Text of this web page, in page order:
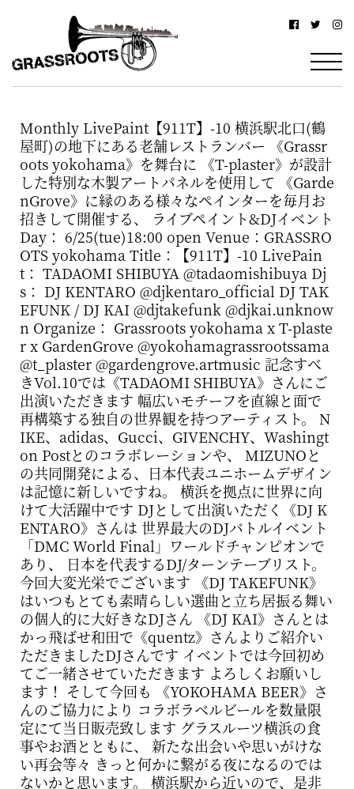
浜
グ
ス
ル
ー
ツ
–
YOKOHAMA
Grassroots
–
駅
北
西
口
か
ら
徒
歩
約
3
分・
鶴
屋
町
に
あ
る
ダ
イ
ニ
ン
グ
バ
ー
Monthly LivePaint【911T】-10 横浜駅北口(鶴
屋町)の地下にある老舗レストランバー 《Grassr
oots yokohama》を舞台に 《T-plaster》が設計
した特別な木製アートパネルを使用して 《Garde
nGrove》に縁のある様々なペインターを毎月お
招きして開催する、 ライブペイント&DJイベント
Day： 6/25(tue)18:00 open Venue：GRASSRO
OTS yokohama Title：【911T】-10 LivePain
t： TADAOMI SHIBUYA @tadaomishibuya Dj
s： DJ KENTARO @djkentaro_official DJ TAK
EFUNK / DJ KAI @djtakefunk @djkai.unknow
n Organize： Grassroots yokohama x T-plaste
r x GardenGrove @yokohamagrassrootssama
@t_plaster @gardengrove.artmusic 記念すべ
きVol.10では《TADAOMI SHIBUYA》さんにご
出演いただきます 幅広いモチーフを直線と面で
再構築する独自の世界観を持つアーティスト。 N
IKE、adidas、Gucci、GIVENCHY、Washingt
on Postとのコラボレーションや、 MIZUNOと
の共同開発による、日本代表ユニホームデザイン
は記憶に新しいですね。 横浜を拠点に世界に向
けて大活躍中です DJとして出演いただく《DJ K
ENTARO》さんは 世界最大のDJバトルイベント
「DMC World Final」ワールドチャンピオンで
あり、 日本を代表するDJ/ターンテーブリスト。
今回大変光栄でございます 《DJ TAKEFUNK》
はいつもとても素晴らしい選曲と立ち居振る舞い
の個人的に大好きなDJさん 《DJ KAI》さんとは
かっ飛ばせ和田で《quentz》さんよりご紹介い
ただきましたDJさんです イベントでは今回初め
てご一緒させていただきます よろしくお願いし
ます！ そして今回も 《YOKOHAMA BEER》さ
んのご協力により コラボラベルビールを数量限
定にて当日販売致します グラスルーツ横浜の食
事やお酒とともに、 新たな出会いや思いがけな
い再会等々 きっと何かに繋がる夜になるのでは
ないかと思います。 横浜駅から近いので、是非